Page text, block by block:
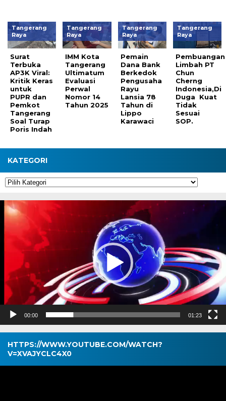
Tangerang
Raya
Surat
Terbuka
AP3K Viral:
Kritik Keras
untuk
PUPR dan
Pemkot
Tangerang
Soal Turap
Poris Indah
Tangerang
Raya
IMM Kota
Tangerang
Ultimatum
Evaluasi
Perwal
Nomor 14
Tahun 2025
Tangerang
Raya
Pemain
Dana Bank
Berkedok
Pengusaha
Rayu
Lansia 78
Tahun di
Lippo
Karawaci
Tangerang
Raya
Pembuangan
Limbah PT
Chun
Cherng
Indonesia,Di
Duga Kuat
Tidak
Sesuai
SOP.
KATEGORI
Kategori
Pemutar
Video
00:00 01:23
HTTPS://WWW.YOUTUBE.COM/WATCH?
V=XVAJYCLC4X0
Pemutar